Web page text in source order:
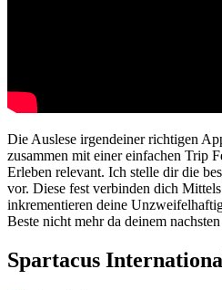
Die Auslese irgendeiner richtigen
zusammen mit einer einfachen Trip
Erleben relevant. Ich stelle dir die
vor. Diese fest verbinden dich
inkrementieren deine
Beste nicht mehr da deinem
Spartacus